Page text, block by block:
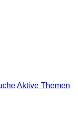
Aktive Themen